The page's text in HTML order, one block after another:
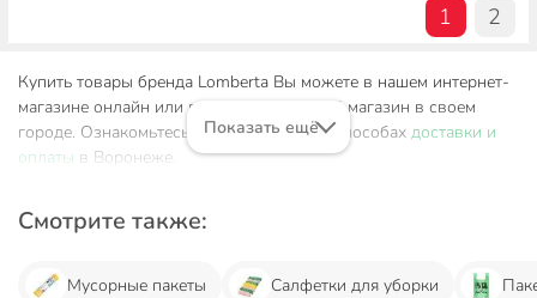
1 2
Купить товары бренда Lomberta Вы можете в нашем интернет-
магазине онлайн или посетив розничный магазин в своем
городе. Ознакомьтесь с информацией о способах доставки и
оплаты в Воронеже.
Показать ещё
Смотрите также:
Мусорные пакеты Салфетки для уборки